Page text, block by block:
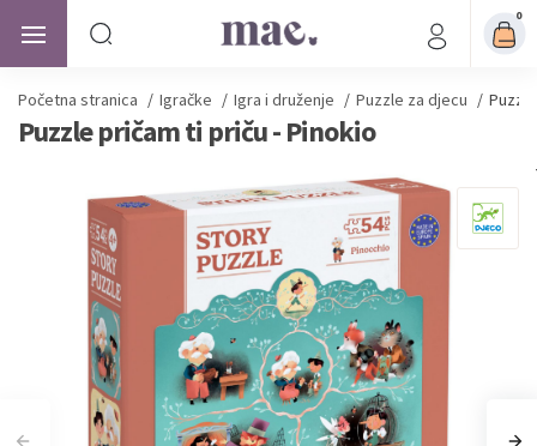
0
Početna stranica / Igračke / Igra i druženje / Puzzle za djecu /
Puzzle pričam ti priču - Pinokio